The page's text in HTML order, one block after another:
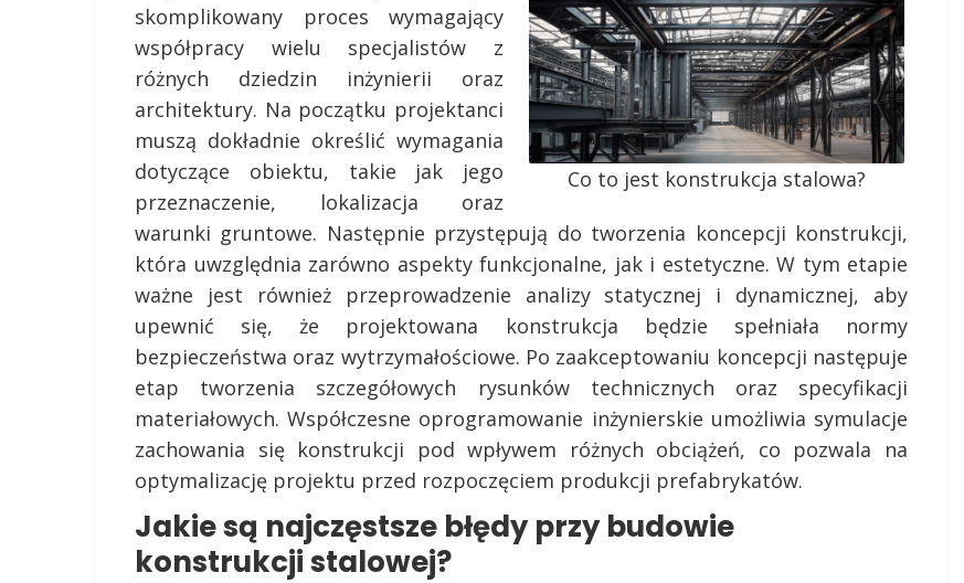
Co to jest konstrukcja stalowa?
skomplikowany proces wymagający
współpracy wielu specjalistów z
różnych dziedzin inżynierii oraz
architektury. Na początku projektanci
muszą dokładnie określić wymagania
dotyczące obiektu, takie jak jego
przeznaczenie, lokalizacja oraz
warunki gruntowe. Następnie przystępują do tworzenia koncepcji konstrukcji,
która uwzględnia zarówno aspekty funkcjonalne, jak i estetyczne. W tym etapie
ważne jest również przeprowadzenie analizy statycznej i dynamicznej, aby
upewnić się, że projektowana konstrukcja będzie spełniała normy
bezpieczeństwa oraz wytrzymałościowe. Po zaakceptowaniu koncepcji następuje
etap tworzenia szczegółowych rysunków technicznych oraz specyfikacji
materiałowych. Współczesne oprogramowanie inżynierskie umożliwia symulacje
zachowania się konstrukcji pod wpływem różnych obciążeń, co pozwala na
optymalizację projektu przed rozpoczęciem produkcji prefabrykatów.
Jakie są najczęstsze błędy przy budowie
konstrukcji stalowej?